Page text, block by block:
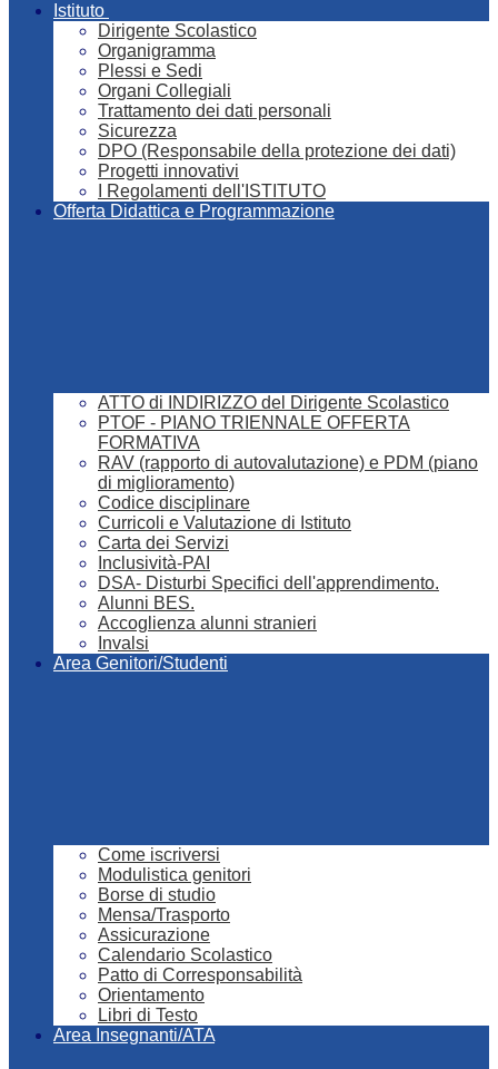
Istituto
Dirigente Scolastico
Organigramma
Plessi e Sedi
Organi Collegiali
Trattamento dei dati personali
Sicurezza
DPO (Responsabile della protezione dei dati)
Progetti innovativi
I Regolamenti dell'ISTITUTO
Offerta Didattica e Programmazione
ATTO di INDIRIZZO del Dirigente Scolastico
PTOF - PIANO TRIENNALE OFFERTA
FORMATIVA
RAV (rapporto di autovalutazione) e PDM (piano
di miglioramento)
Codice disciplinare
Curricoli e Valutazione di Istituto
Carta dei Servizi
Inclusività-PAI
DSA- Disturbi Specifici dell'apprendimento.
Alunni BES.
Accoglienza alunni stranieri
Invalsi
Area Genitori/Studenti
Come iscriversi
Modulistica genitori
Borse di studio
Mensa/Trasporto
Assicurazione
Calendario Scolastico
Patto di Corresponsabilità
Orientamento
Libri di Testo
Area Insegnanti/ATA